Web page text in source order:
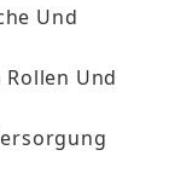
Und
Und